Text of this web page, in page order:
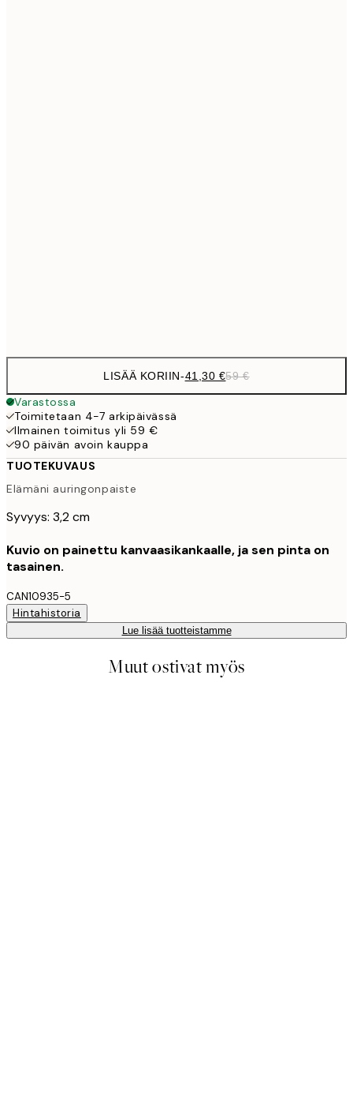
LISÄÄ KORIIN-41,30 €59 €
Varastossa
Toimitetaan 4-7 arkipäivässä
Ilmainen toimitus yli 59 €
90 päivän avoin kauppa
TUOTEKUVAUS
Elämäni auringonpaiste
Syvyys: 3,2 cm
Kuvio on painettu kanvaasikankaalle, ja sen pinta on
tasainen.
CAN10935-5
Hintahistoria
Lue lisää tuotteistamme
Muut ostivat myös